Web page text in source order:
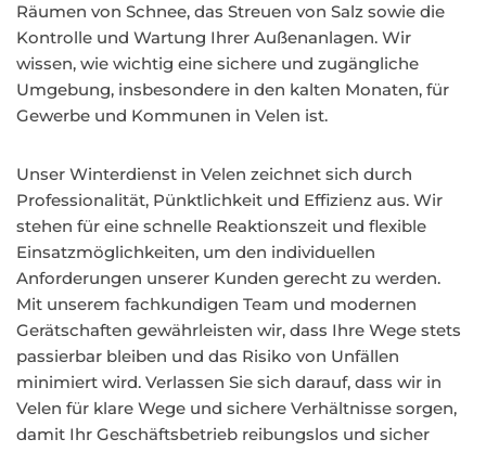
Räumen von Schnee, das Streuen von Salz sowie die
Kontrolle und Wartung Ihrer Außenanlagen. Wir
wissen, wie wichtig eine sichere und zugängliche
Umgebung, insbesondere in den kalten Monaten, für
Gewerbe und Kommunen in Velen ist.
Unser Winterdienst in Velen zeichnet sich durch
Professionalität, Pünktlichkeit und Effizienz aus. Wir
stehen für eine schnelle Reaktionszeit und flexible
Einsatzmöglichkeiten, um den individuellen
Anforderungen unserer Kunden gerecht zu werden.
Mit unserem fachkundigen Team und modernen
Gerätschaften gewährleisten wir, dass Ihre Wege stets
passierbar bleiben und das Risiko von Unfällen
minimiert wird. Verlassen Sie sich darauf, dass wir in
Velen für klare Wege und sichere Verhältnisse sorgen,
damit Ihr Geschäftsbetrieb reibungslos und sicher